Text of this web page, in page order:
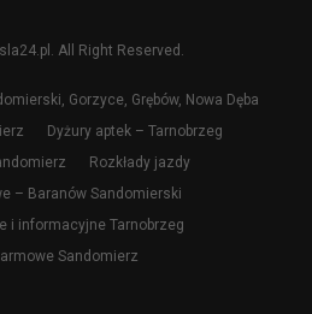
All Right Reserved.
Gorzyce, Grębów, Nowa Dęba
Dyżury aptek – Tarnobrzeg
Rozkłady jazdy
– Baranów Sandomierski
i informacyjne Tarnobrzeg
Sandomierz